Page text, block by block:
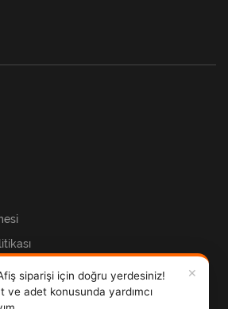
✕
siparişi için doğru yerdesiniz!
ve adet konusunda yardımcı